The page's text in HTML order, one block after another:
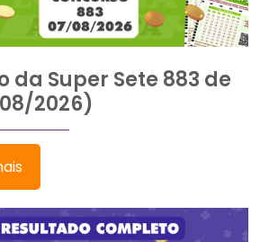
da Super Sete 883 de
2026)